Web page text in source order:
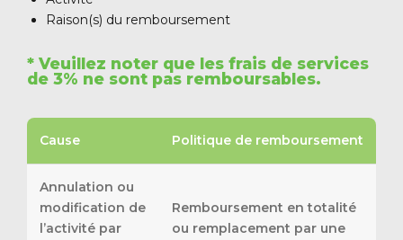
Raison(s) du remboursement
* Veuillez noter que les frais de services
de 3% ne sont pas remboursables.
Cause Politique de remboursement
Annulation ou
modification de
l’activité par
Remboursement en totalité
ou remplacement par une